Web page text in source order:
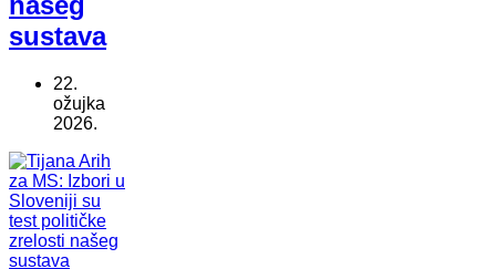
sustava
22.
ožujka
2026.